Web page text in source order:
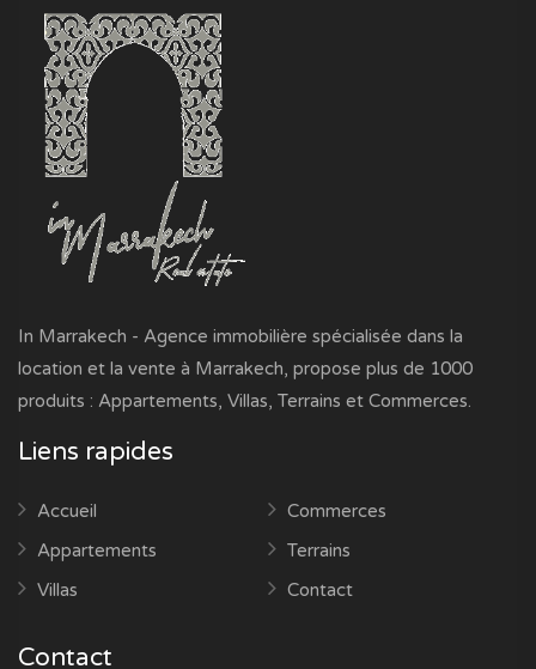
In Marrakech - Agence immobilière spécialisée dans la
location et la vente à Marrakech, propose plus de 1000
produits : Appartements, Villas, Terrains et Commerces.
Liens rapides
Accueil
Appartements
Villas
Commerces
Terrains
Contact
Contact